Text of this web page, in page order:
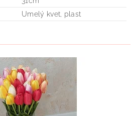
Umelý kvet, plast